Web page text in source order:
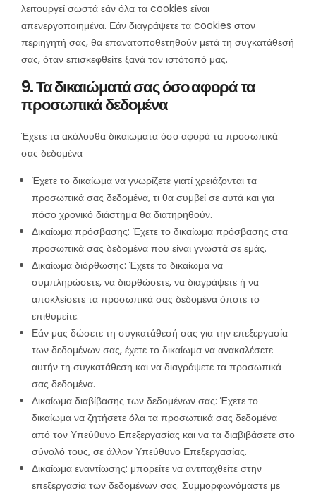
λειτουργεί σωστά εάν όλα τα cookies είναι
απενεργοποιημένα. Εάν διαγράψετε τα cookies στον
περιηγητή σας, θα επανατοποθετηθούν μετά τη συγκατάθεσή
σας, όταν επισκεφθείτε ξανά τον ιστότοπό μας.
9. Τα δικαιώματά σας όσο αφορά τα
προσωπικά δεδομένα
Έχετε τα ακόλουθα δικαιώματα όσο αφορά τα προσωπικά
σας δεδομένα
Έχετε το δικαίωμα να γνωρίζετε γιατί χρειάζονται τα
προσωπικά σας δεδομένα, τι θα συμβεί σε αυτά και για
πόσο χρονικό διάστημα θα διατηρηθούν.
Δικαίωμα πρόσβασης: Έχετε το δικαίωμα πρόσβασης στα
προσωπικά σας δεδομένα που είναι γνωστά σε εμάς.
Δικαίωμα διόρθωσης: Έχετε το δικαίωμα να
συμπληρώσετε, να διορθώσετε, να διαγράψετε ή να
αποκλείσετε τα προσωπικά σας δεδομένα όποτε το
επιθυμείτε.
Εάν μας δώσετε τη συγκατάθεσή σας για την επεξεργασία
των δεδομένων σας, έχετε το δικαίωμα να ανακαλέσετε
αυτήν τη συγκατάθεση και να διαγράψετε τα προσωπικά
σας δεδομένα.
Δικαίωμα διαβίβασης των δεδομένων σας: Έχετε το
δικαίωμα να ζητήσετε όλα τα προσωπικά σας δεδομένα
από τον Υπεύθυνο Επεξεργασίας και να τα διαβιβάσετε στο
σύνολό τους, σε άλλον Υπεύθυνο Επεξεργασίας.
Δικαίωμα εναντίωσης: μπορείτε να αντιταχθείτε στην
επεξεργασία των δεδομένων σας. Συμμορφωνόμαστε με